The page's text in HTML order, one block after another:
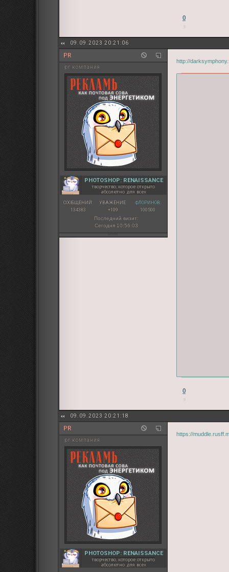
0
09.09.2023 20:21:06
PR
pr компания
PHOTOSHOP: RENAISSANCE
творчество, которое открыто
абсолютно для всех
СООБЩЕНИЙ:
134383
УВАЖЕНИЕ:
+109
ФЛОРИНОВ:
100500
Последний визит:
Сегодня 10:56:03
http://
0
09.09.2023 20:21:18
PR
pr компания
PHOTOSHOP: RENAISSANCE
творчество, которое открыто
абсолютно для всех
https://